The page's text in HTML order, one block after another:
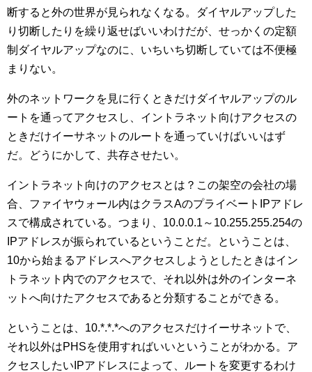
断すると外の世界が見られなくなる。ダイヤルアップした
り切断したりを繰り返せばいいわけだが、せっかくの定額
制ダイヤルアップなのに、いちいち切断していては不便極
まりない。
外のネットワークを見に行くときだけダイヤルアップのル
ートを通ってアクセスし、イントラネット向けアクセスの
ときだけイーサネットのルートを通っていけばいいはず
だ。どうにかして、共存させたい。
イントラネット向けのアクセスとは？この架空の会社の場
合、ファイヤウォール内はクラスAのプライベートIPアドレ
スで構成されている。つまり、10.0.0.1～10.255.255.254の
IPアドレスが振られているということだ。ということは、
10から始まるアドレスへアクセスしようとしたときはイン
トラネット内でのアクセスで、それ以外は外のインターネ
ットへ向けたアクセスであると分類することができる。
ということは、10.*.*.*へのアクセスだけイーサネットで、
それ以外はPHSを使用すればいいということがわかる。ア
クセスしたいIPアドレスによって、ルートを変更するわけ